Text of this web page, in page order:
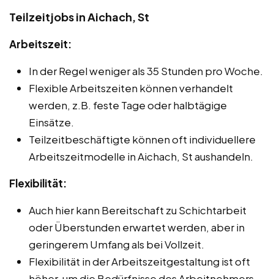
Teilzeitjobs in Aichach, St
Arbeitszeit:
In der Regel weniger als 35 Stunden pro Woche.
Flexible Arbeitszeiten können verhandelt
werden, z.B. feste Tage oder halbtägige
Einsätze.
Teilzeitbeschäftigte können oft individuellere
Arbeitszeitmodelle in Aichach, St aushandeln.
Flexibilität:
Auch hier kann Bereitschaft zu Schichtarbeit
oder Überstunden erwartet werden, aber in
geringerem Umfang als bei Vollzeit.
Flexibilität in der Arbeitszeitgestaltung ist oft